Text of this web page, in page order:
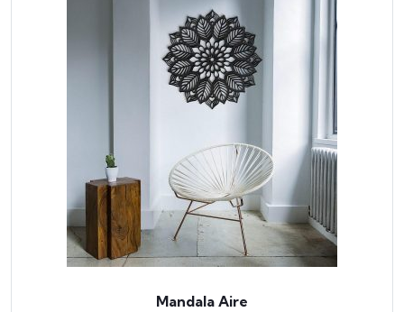
Mandala Aire